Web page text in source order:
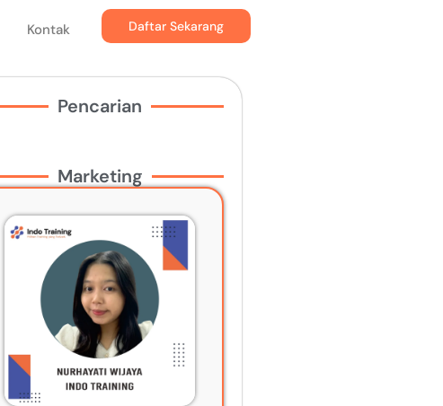
Kontak Daftar Sekarang
Pencarian
Marketing